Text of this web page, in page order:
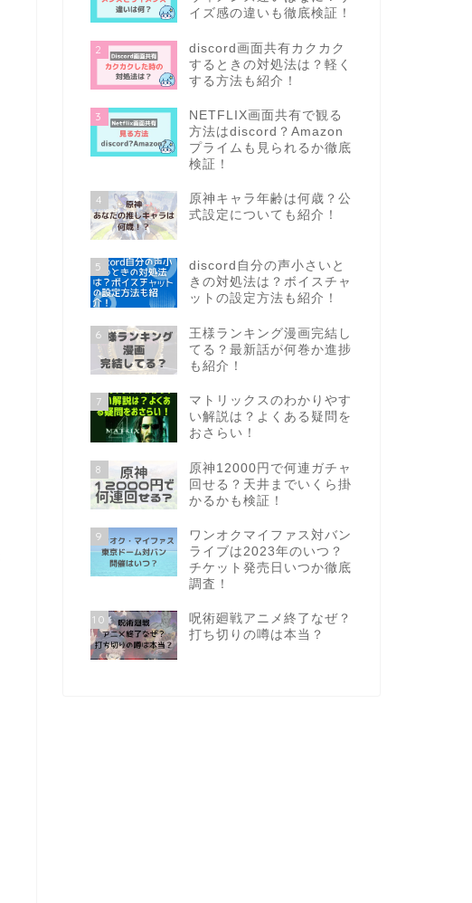
イズ感の違いも徹底検証！
2
discord画面共有カクカク
するときの対処法は？軽く
する方法も紹介！
3
NETFLIX画面共有で観る
方法はdiscord？Amazon
プライムも見られるか徹底
検証！
4
原神キャラ年齢は何歳？公
式設定についても紹介！
5
discord自分の声小さいと
きの対処法は？ボイスチャ
ットの設定方法も紹介！
6
王様ランキング漫画完結し
てる？最新話が何巻か進捗
も紹介！
7
マトリックスのわかりやす
い解説は？よくある疑問を
おさらい！
8
原神12000円で何連ガチャ
回せる？天井までいくら掛
かるかも検証！
9
ワンオクマイファス対バン
ライブは2023年のいつ？
チケット発売日いつか徹底
調査！
10
呪術廻戦アニメ終了なぜ？
打ち切りの噂は本当？